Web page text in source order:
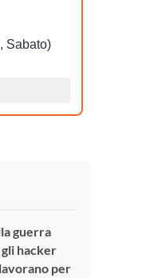
guerra
hacker
per